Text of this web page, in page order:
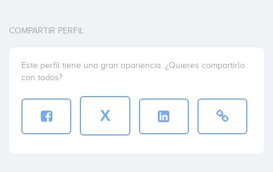
COMPARTIR PERFIL
Este perfil tiene una gran apariencia. ¿Quieres compartirlo
con todos?
X